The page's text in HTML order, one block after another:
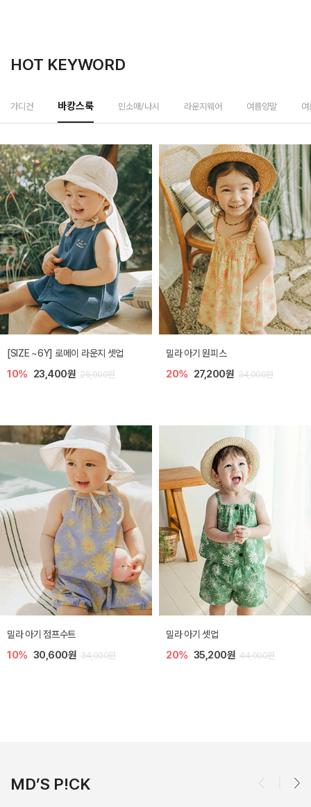
HOT KEYWORD
가디건 바캉스룩 민소매/나시 라운지웨어 여름양말
엘리오 아기 블라우스
20% 21,600원 27,000원
엘로디 니트 아기 뷔스티에
20% 21,600원 27,000원
토닉 아기 민소매 티셔츠
20% 11,200원 14,000원
베티 니트 아기 민소매 티셔츠
10% 24,300원 27,000원
MD’S P!CK